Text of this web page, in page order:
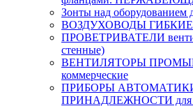
Зонты над оборудованием
ВОЗДУХОВОДЫ ГИБКИЕ
ПРОВЕТРИВАТЕЛИ
стенные)
ВЕНТИЛЯТОРЫ
коммерческие
ПРИБОРЫ
ПРИНАДЛЕЖНОСТИ для